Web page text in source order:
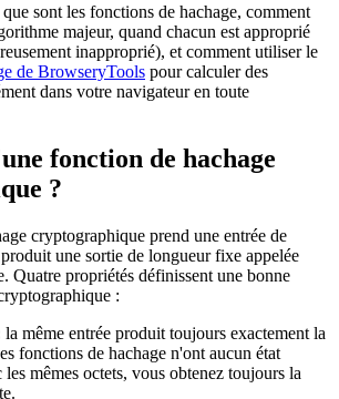
sont les fonctions de hachage, comment
majeur, quand chacun est approprié
inapproprié), et comment utiliser le
de BrowseryTools pour calculer des
dans votre navigateur en toute
fonction de hachage
?
cryptographique prend une entrée de
une sortie de longueur fixe appelée
Quatre propriétés définissent une bonne
:
la même entrée produit toujours exactement la
fonctions de hachage n'ont aucun état
mêmes octets, vous obtenez toujours la